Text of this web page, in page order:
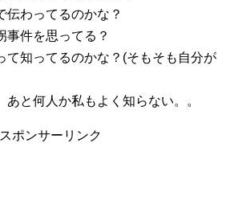
伝わってるのかな？
事件を思ってる？
て知ってるのかな？(そもそも自分が
あと何人か私もよく知らない。。
スポンサーリンク